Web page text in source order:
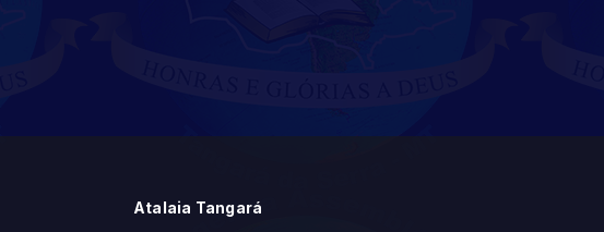
Atalaia Tangará